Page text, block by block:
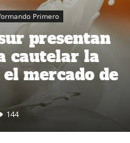
Primero
presentan
cautelar la
mercado de
144